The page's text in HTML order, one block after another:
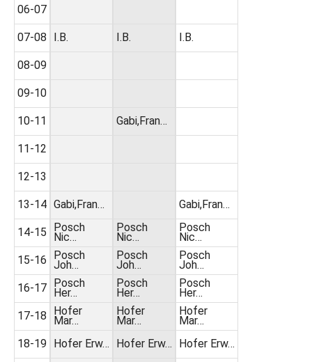
06-07
07-08
08-09
09-10
10-11
11-12
12-13
13-14
14-15
15-16
16-17
17-18
18-19
I.B.
Gabi,Fran…
Posch
Nic…
Posch
Joh…
Posch
Her…
Hofer
Mar…
Hofer Erw…
I.B.
Gabi,Fran…
Posch
Nic…
Posch
Joh…
Posch
Her…
Hofer
Mar…
Hofer Erw…
I.B.
Gabi,Fran…
Posch
Nic…
Posch
Joh…
Posch
Her…
Hofer
Mar…
Hofer Erw…